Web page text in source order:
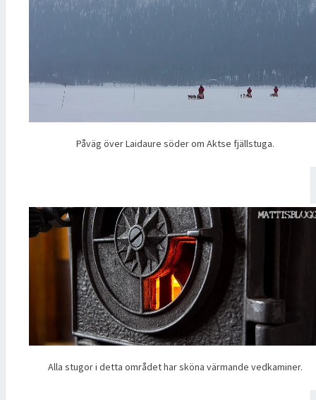
Påväg över Laidaure söder om Aktse fjällstuga.
Alla stugor i detta området har sköna värmande vedkaminer.